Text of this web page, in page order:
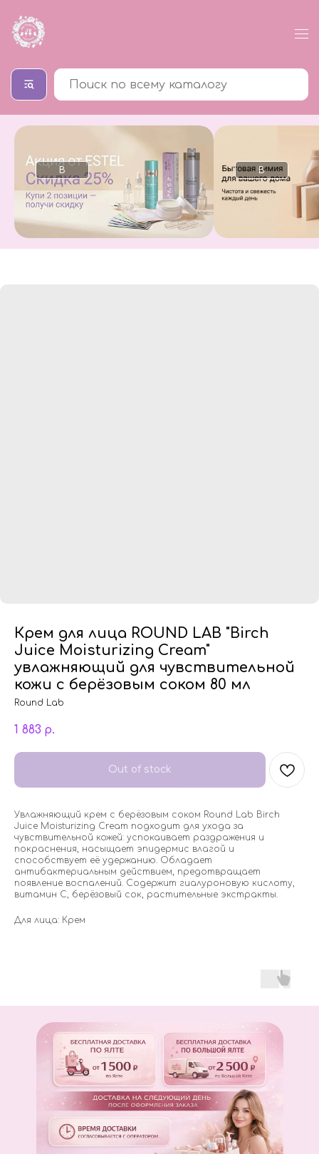
В
каталог
В
каталог
Крем для лица ROUND LAB "Birch
Juice Moisturizing Cream"
увлажняющий для чувствительной
кожи с берёзовым соком 80 мл
Round Lab
1 883 р.
Out of stock
Увлажняющий крем с берёзовым соком Round Lab Birch
Juice Moisturizing Cream подходит для ухода за
чувствительной кожей: успокаивает раздражения и
покраснения, насыщает эпидермис влагой и
способствует её удержанию. Обладает
антибактериальным действием, предотвращает
появление воспалений. Содержит гиалуроновую кислоту,
витамин С, берёзовый сок, растительные экстракты.
Для лица: Крем